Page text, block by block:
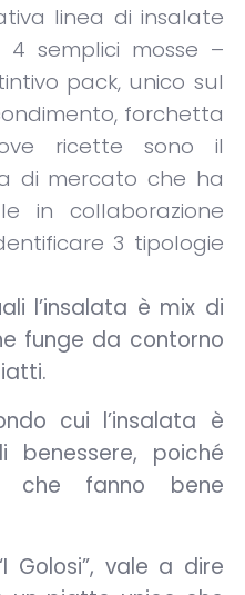
linea di insalate
semplici mosse –
pack, unico sul
forchetta
ricette sono il
di mercato che ha
in collaborazione
3 tipologie
l’insalata è mix di
funge da contorno
cui l’insalata è
poiché
che fanno bene
Golosi”, vale a dire